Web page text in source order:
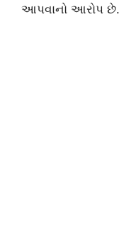
આપવાનો આરોપ છે.